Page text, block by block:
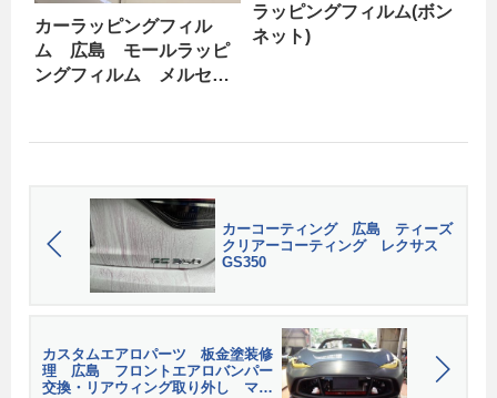
カーラッピングフィル
ム 広島 モールラッピ
ングフィルム メルセデ
ラッピングフィルム(ボン
ネット)
カーコーティング 広島 ティーズ
クリアーコーティング レクサス
GS350
カスタムエアロパーツ 板金塗装修
理 広島 フロントエアロバンパー
交換・リアウィング取り外し マツ